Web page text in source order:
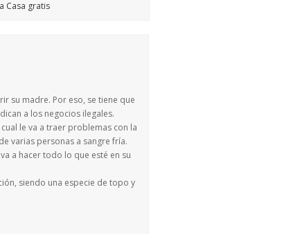
su madre. Por eso, se tiene que
a los negocios ilegales.
le va a traer problemas con la
varias personas a sangre fría.
a hacer todo lo que esté en su
siendo una especie de topo y